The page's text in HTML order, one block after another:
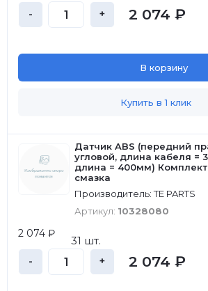
- + 2 074 ₽
В корзину
Купить в 1 клик
Датчик ABS (передний
угловой, длина кабеля =
длина = 400мм)
смазка
Производитель: TE PARTS
Артикул: 10328080
2 074 ₽
31 шт.
- + 2 074 ₽